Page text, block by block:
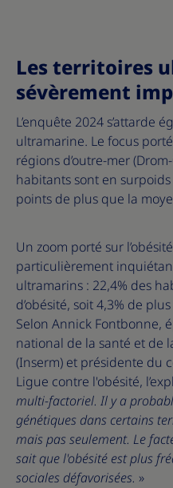
Les territoires
sévèrement
L’enquête 2024 s’attarde
ultramarine. Le focus
régions d’outre-mer
habitants sont en surpoids
points de plus que la
Un zoom porté sur
particulièrement
ultramarins : 22,4% des
d’obésité, soit 4,3% de
Selon Annick Fontbonne,
national de la santé et de
(Inserm) et présidente du
Ligue contre l'obésité,
multi-factoriel. Il y a
génétiques dans certains
mais pas seulement. Le
sait que l'obésité est plus
sociales défavorisées. »